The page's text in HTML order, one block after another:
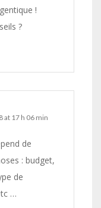
!
?
at 17 h 06 min
de
: budget,
de
…